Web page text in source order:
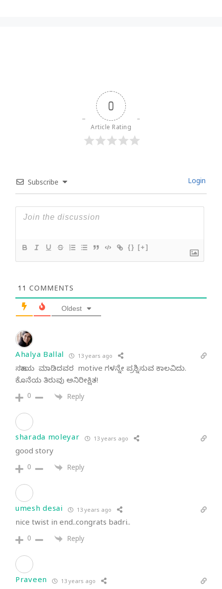
0
Article Rating
Subscribe Login
{} [+]
11 COMMENTS
Oldest
Ahalya Ballal 13 years ago
ಸಹಾಯ ಮಾಡಿದವರ motive ಗಳನ್ನೇ ಪ್ರಶ್ನಿಸುವ ಕಾಲವಿದು.
ಕೊನೆಯ ತಿರುವು ಅನಿರೀಕ್ಷಿತ!
0 Reply
sharada moleyar 13 years ago
good story
0 Reply
umesh desai 13 years ago
nice twist in end..congrats badri..
0 Reply
Praveen 13 years ago